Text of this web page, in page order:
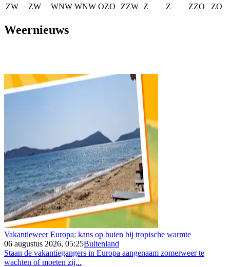
ZW ZW WNW WNW OZO ZZW Z Z ZZO ZO
Weernieuws
Vakantieweer Europa: kans op buien bij tropische warmte
06 augustus 2026, 05:25Buitenland
Staan de vakantiegangers in Europa aangenaam zomerweer te
wachten of moeten zij...